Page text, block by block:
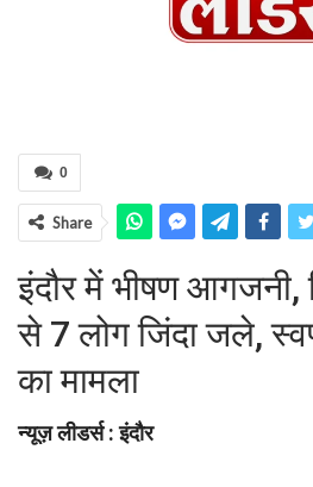
0
Share
इंदौर में भीषण आगजनी,
से 7 लोग जिंदा जले,
का मामला
न्यूज़ लीडर्स : इंदौर